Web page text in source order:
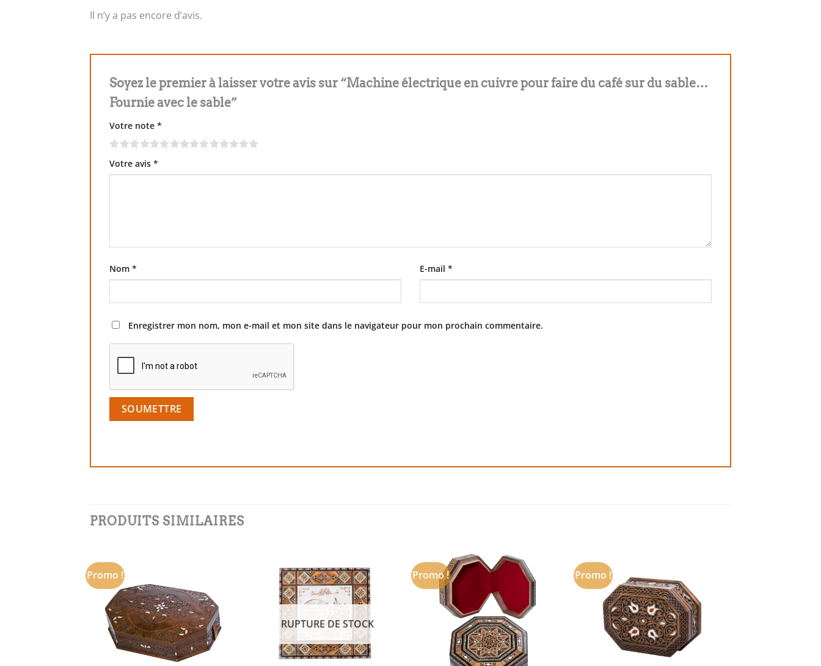
Il n’y a pas encore d’avis.
Soyez le premier à laisser votre avis sur “Machine électrique en cuivre pour faire du café sur du sable…
Fournie avec le sable”
Votre note *
Votre avis *
Nom * E-mail *
Enregistrer mon nom, mon e-mail et mon site dans le navigateur pour mon prochain commentaire.
PRODUITS SIMILAIRES
Promo !
wishlist
RUPTURE DE STOCK
Promo !
Add to
wishlist
Promo !